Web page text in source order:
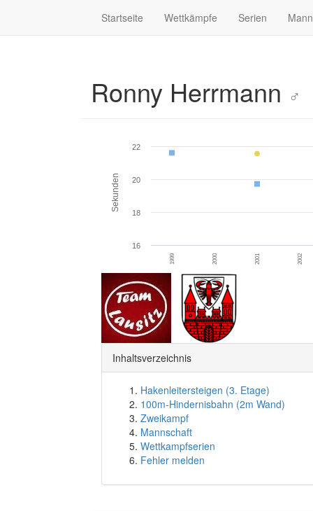
Startseite Wettkämpfe Serien
Ronny Herrmann ♂
Sekunden
1999 2000 2001 2002
16
18
20
22
Inhaltsverzeichnis
Hakenleitersteigen (3. Etage)
100m-Hindernisbahn (2m Wand)
Zweikampf
Mannschaft
Wettkampfserien
Fehler melden